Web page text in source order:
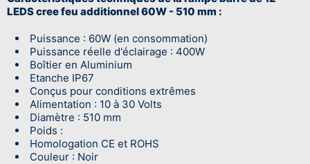
LEDS cree feu additionnel 60W - 510 mm :
Puissance : 60W (en consommation)
Puissance réelle d'éclairage : 400W
Boîtier en Aluminium
Etanche IP67
Conçus pour conditions extrêmes
Alimentation : 10 à 30 Volts
Diamètre : 510 mm
Poids :
Homologation CE et ROHS
Couleur : Noir